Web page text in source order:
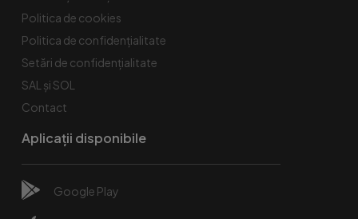
Politica de cookies
Politica de confidențialitate
Setări de confidențialitate
SAL și SOL
Contact
Aplicații disponibile
Google Play